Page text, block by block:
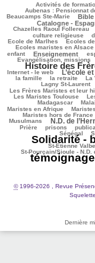
Activités de
Aubenas : Pensionnat
46/3334
78/3334
Beaucamps Ste-Marie
886/3334
101/3334
613/3334
122/3334
880/3334
Catalogne -
Chazelles Raoul Follereau
160/3334
256/3334
535/3334
43/3334
culture religieuse
Ecole de Marlhes
136/3334 Ecoles
990/3334
265/3334
Ecoles maristes en Alsace
613/3334
225/3334
1905/3334
177/3334
enfant
905/3334 Enseignement
303/3334
57/3334
324/3334
Evangélisation, missions
630/3334
128/3334
327/3334
859/3334
2264/3334
Histoire des
168/3334
212/3334
193/3334
Internet - le web
1184/3334 L’école
54/3334
408/3334
la famille
112/3334 la retraite
69/3334 La
69/3334
679/3334
468/3334
Lagny St-Laurent
Les Frères Maristes et leur
1588/3334
552/3334
229/3334
Les Maristes Toulouse
536/3334
433/3334
136/3334
193/3334
Madagascar
Maristes en Afrique
398/3334
410/3334
104/3334
437/3334
Maristes hors de France
357/3334
1376/3334
108/3334
Musulmans
1167/3334 N.D. de
34/3334
240/3334
186/3334
983/3334
227/3334
Prière
123/3334 prisons
356/3334
228/3334
344/3334
69/3334
34/3334
49/3334
Sénégal
Solidarité -
1867/3334
St-Etienne
St-Pourçain/Sioule - N.D.
57/3334
21/3334
3334/3334
©1996-2026 , Revue
Squelette
Dernière